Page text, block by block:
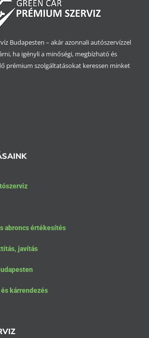
Budapesten – akár azonnali autószervízzel
ha igényli a minőségi, megbízható és
prémium szolgáltatásokat keressen minket
abroncs értékesítés
javítás
kárrendezés